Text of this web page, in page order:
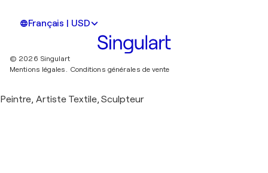
Français | USD
© 2026 Singulart
Mentions légales.
Conditions générales de vente
Peintre, Artiste Textile, Sculpteur